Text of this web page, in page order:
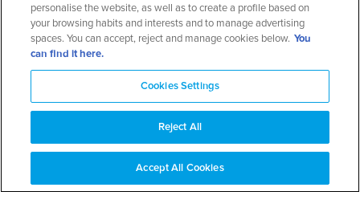
© 2026 ESADE Alumni. Tots els drets reservats
personalise the website, as well as to create a profile based on
your browsing habits and interests and to manage advertising
spaces. You can accept, reject and manage cookies below. You
can find it here.
Cookies Settings
Reject All
Accept All Cookies